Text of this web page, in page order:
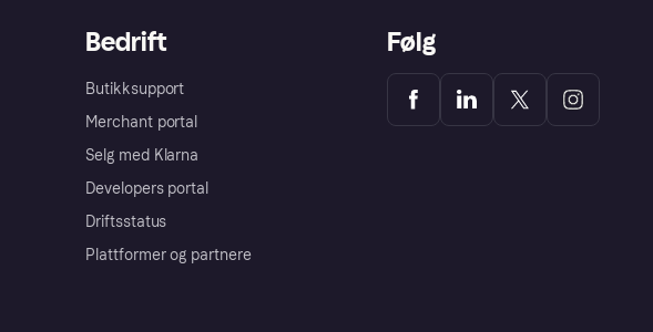
Bedrift
Butikksupport
Merchant portal
Selg med Klarna
Developers portal
Driftsstatus
Plattformer og partnere
Følg